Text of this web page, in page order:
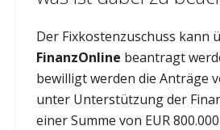
Der Fixkostenzuschuss kann
FinanzOnline beantragt
bewilligt werden die Anträge
unter Unterstützung der
einer Summe von EUR